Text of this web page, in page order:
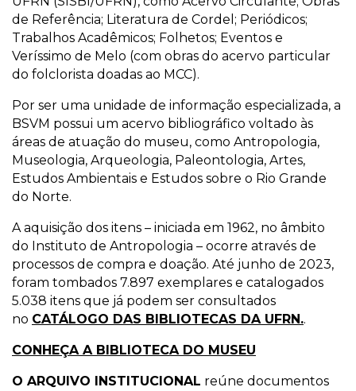
de Referência; Literatura de Cordel; Periódicos;
Trabalhos Acadêmicos; Folhetos; Eventos e
Veríssimo de Melo (com obras do acervo particular
do folclorista doadas ao MCC).
Por ser uma unidade de informação especializada, a
BSVM possui um acervo bibliográfico voltado às
áreas de atuação do museu, como Antropologia,
Museologia, Arqueologia, Paleontologia, Artes,
Estudos Ambientais e Estudos sobre o Rio Grande
do Norte.
A aquisição dos itens – iniciada em 1962, no âmbito
do Instituto de Antropologia – ocorre através de
processos de compra e doação. Até junho de 2023,
foram tombados 7.897 exemplares e catalogados
5.038 itens que já podem ser consultados
no CATÁLOGO DAS BIBLIOTECAS DA UFRN..
CONHEÇA A BIBLIOTECA DO MUSEU
O ARQUIVO INSTITUCIONAL reúne documentos